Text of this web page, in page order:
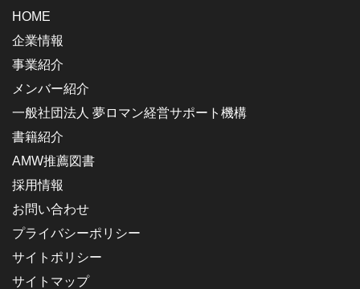
HOME
企業情報
事業紹介
メンバー紹介
一般社団法人 夢ロマン経営サポート機構
書籍紹介
AMW推薦図書
採用情報
お問い合わせ
プライバシーポリシー
サイトポリシー
サイトマップ